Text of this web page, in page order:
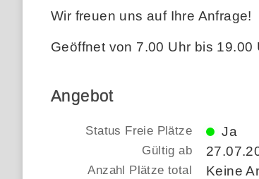
Wir freuen uns auf Ihre Anfrage!
Geöffnet von 7.00 Uhr bis
Angebot
Status Freie Plätze Ja
Gültig ab
Anzahl Plätze total Keine